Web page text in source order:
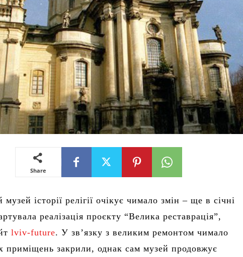
Share
історії релігії очікує чимало змін – ще в січні
реалізація проєкту “Велика реставрація”,
lviv-future. У зв’язку з великим ремонтом чимало
приміщень закрили, однак сам музей продовжує